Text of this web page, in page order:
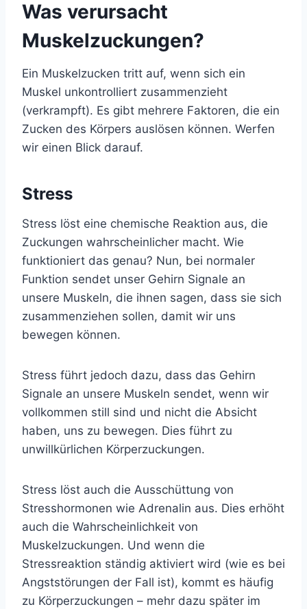
Was verursacht
Muskelzuckungen?
Ein Muskelzucken tritt auf, wenn sich ein
Muskel unkontrolliert zusammenzieht
(verkrampft). Es gibt mehrere Faktoren, die ein
Zucken des Körpers auslösen können. Werfen
wir einen Blick darauf.
Stress
Stress löst eine chemische Reaktion aus, die
Zuckungen wahrscheinlicher macht. Wie
funktioniert das genau? Nun, bei normaler
Funktion sendet unser Gehirn Signale an
unsere Muskeln, die ihnen sagen, dass sie sich
zusammenziehen sollen, damit wir uns
bewegen können.
Stress führt jedoch dazu, dass das Gehirn
Signale an unsere Muskeln sendet, wenn wir
vollkommen still sind und nicht die Absicht
haben, uns zu bewegen. Dies führt zu
unwillkürlichen Körperzuckungen.
Stress löst auch die Ausschüttung von
Stresshormonen wie Adrenalin aus. Dies erhöht
auch die Wahrscheinlichkeit von
Muskelzuckungen. Und wenn die
Stressreaktion ständig aktiviert wird (wie es bei
Angststörungen der Fall ist), kommt es häufig
zu Körperzuckungen – mehr dazu später im